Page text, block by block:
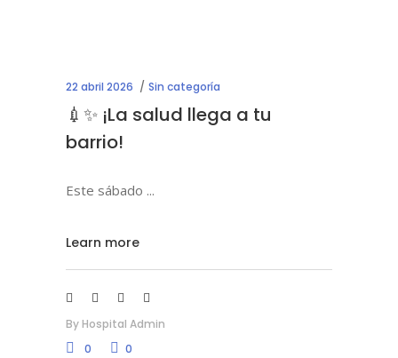
22 abril 2026 Sin categoría
💉✨ ¡La salud llega a tu
barrio!
Este sábado
Learn more
By Hospital Admin
0
0